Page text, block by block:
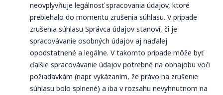
neovplyvňuje legálnosť spracovania údajov, ktoré
prebiehalo do momentu zrušenia súhlasu. V prípade
zrušenia súhlasu Správca údajov stanoví, či je
spracovávanie osobných údajov aj naďalej
opodstatnené a legálne. V takomto prípade môže byť
ďalšie spracovávanie údajov potrebné na obhajobu voči
požiadavkám (napr. vykázaním, že právo na zrušenie
súhlasu bolo splnené) a iba v rozsahu nevyhnutnom na